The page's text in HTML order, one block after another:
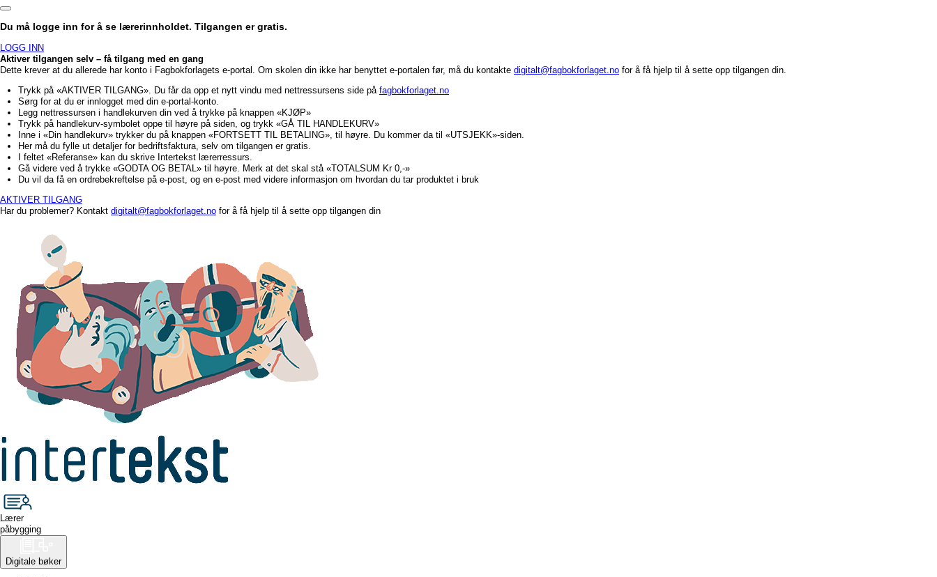
Du må logge inn for å se lærerinnholdet. Tilgangen er gratis.
LOGG INN
Aktiver tilgangen selv – få tilgang med en gang
Dette krever at du allerede har konto i Fagbokforlagets e-portal. Om skolen din ikke har benyttet e-portalen før, må du kontakte digitalt@fagbokforlaget.no for å få hjelp til å sette opp tilgangen din.
Trykk på «AKTIVER TILGANG». Du får da opp et nytt vindu med nettressursens side på fagbokforlaget.no
Sørg for at du er innlogget med din e-portal-konto.
Legg nettressursen i handlekurven din ved å trykke på knappen «KJØP»
Trykk på handlekurv-symbolet oppe til høyre på siden, og trykk «GÅ TIL HANDLEKURV»
Inne i «Din handlekurv» trykker du på knappen «FORTSETT TIL BETALING», til høyre. Du kommer da til «UTSJEKK»-siden.
Her må du fylle ut detaljer for bedriftsfaktura, selv om tilgangen er gratis.
I feltet «Referanse» kan du skrive Intertekst lærerressurs.
Gå videre ved å trykke «GODTA OG BETAL» til høyre. Merk at det skal stå «TOTALSUM Kr 0,-»
Du vil da få en ordrebekreftelse på e-post, og en e-post med videre informasjon om hvordan du tar produktet i bruk
AKTIVER TILGANG
Har du problemer? Kontakt digitalt@fagbokforlaget.no for å få hjelp til å sette opp tilgangen din
Lærer
påbygging
Digitale bøker